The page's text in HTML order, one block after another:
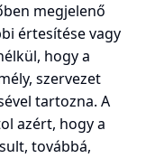
megjelenő
értesítése vagy
hogy a
szervezet
tartozna. A
azért, hogy a
továbbá,